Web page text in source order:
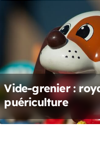
Vide-grenier :
puériculture